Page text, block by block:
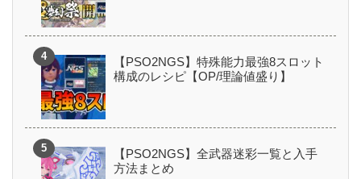
【PSO2NGS】特殊能力最強8スロット
構成のレシピ【OP/理論値盛り】
【PSO2NGS】全武器迷彩一覧と入手
方法まとめ